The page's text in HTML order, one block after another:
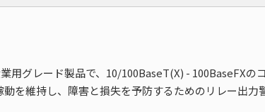
グレード製品で、10/100BaseT(X) - 100BaseFXの
を維持し、障害と損失を予防するためのリレー出力